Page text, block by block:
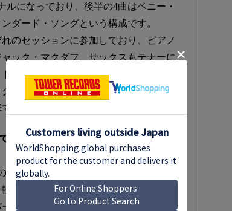
になっており、後半の4曲はベニー・
ダード・ソングという構成です。
のセッションに参加しており、ピアノ
ック・マクダフ、サックスもテナーに
、ベースはメジャー・ホリー、ジョー
ロフォード、ジョー・デュークス、ル
す。
下さい】
リジナルで、タイトルからラテン風の
快なスイング・ビートの上を各メンバ
になっています。